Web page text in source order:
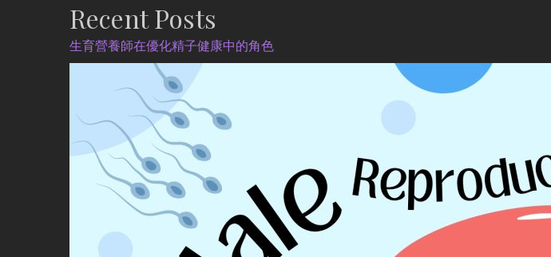
Recent Posts
生育營養師在優化精子健康中的角色